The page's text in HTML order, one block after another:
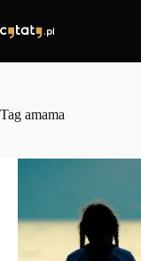
treści
Tag amama